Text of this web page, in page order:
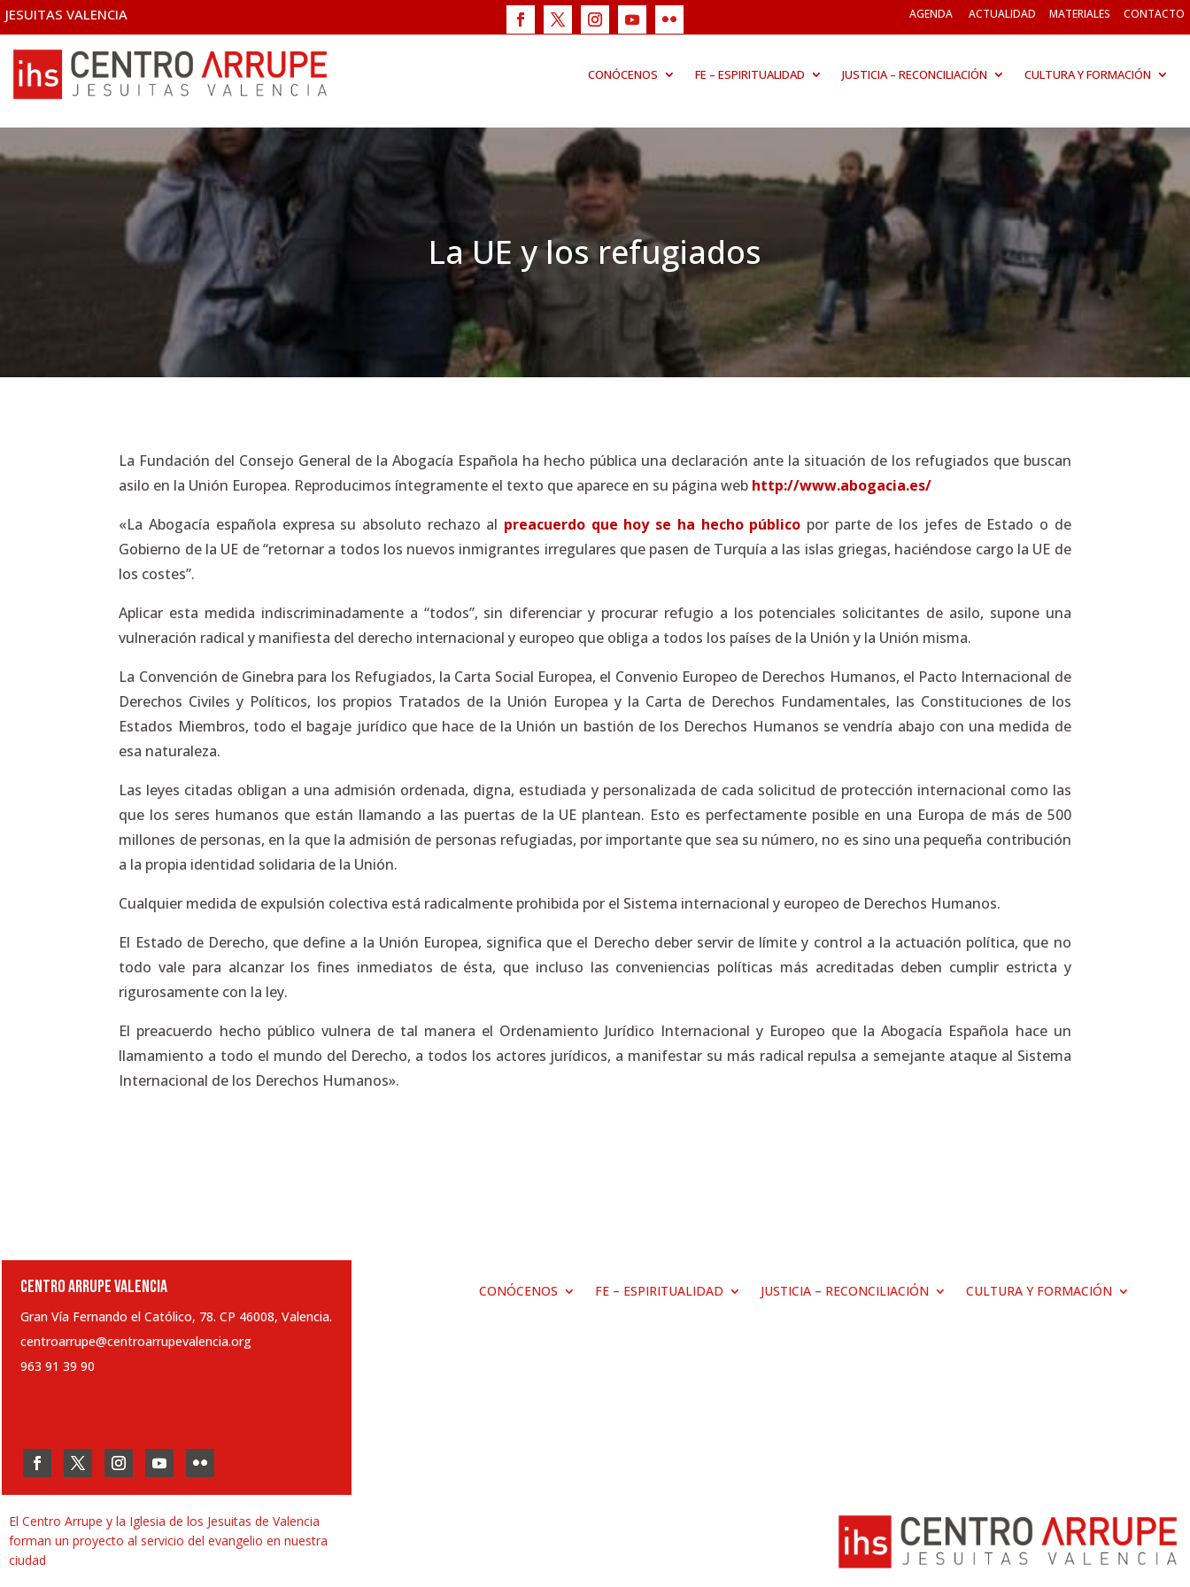
JESUITAS VALENCIA AGENDA ACTUALIDAD MATERIALES CONTACTO
CONÓCENOS FE – ESPIRITUALIDAD JUSTICIA – RECONCILIACIÓN CULTURA Y FORMACIÓN
La UE y los refugiados
La Fundación del Consejo General de la Abogací­a Española ha hecho pública una declaración ante la situación de los refugiados que buscan
asilo en la Unión Europea. Reproducimos íntegramente el texto que aparece en su página web http://www.abogacia.es/
«La Abogacía española expresa su absoluto rechazo al preacuerdo que hoy se ha hecho público por parte de los jefes de Estado o de
Gobierno de la UE de “retornar a todos los nuevos inmigrantes irregulares que pasen de Turquía a las islas griegas, haciéndose cargo la UE de
los costes”.
Aplicar esta medida indiscriminadamente a “todos”, sin diferenciar y procurar refugio a los potenciales solicitantes de asilo, supone una
vulneración radical y manifiesta del derecho internacional y europeo que obliga a todos los países de la Unión y la Unión misma.
La Convención de Ginebra para los Refugiados, la Carta Social Europea, el Convenio Europeo de Derechos Humanos, el Pacto Internacional de
Derechos Civiles y Políticos, los propios Tratados de la Unión Europea y la Carta de Derechos Fundamentales, las Constituciones de los
Estados Miembros, todo el bagaje jurídico que hace de la Unión un bastión de los Derechos Humanos se vendría abajo con una medida de
esa naturaleza.
Las leyes citadas obligan a una admisión ordenada, digna, estudiada y personalizada de cada solicitud de protección internacional como las
que los seres humanos que están llamando a las puertas de la UE plantean. Esto es perfectamente posible en una Europa de más de 500
millones de personas, en la que la admisión de personas refugiadas, por importante que sea su número, no es sino una pequeña contribución
a la propia identidad solidaria de la Unión.
Cualquier medida de expulsión colectiva está radicalmente prohibida por el Sistema internacional y europeo de Derechos Humanos.
El Estado de Derecho, que define a la Unión Europea, significa que el Derecho deber servir de límite y control a la actuación política, que no
todo vale para alcanzar los fines inmediatos de ésta, que incluso las conveniencias políticas más acreditadas deben cumplir estricta y
rigurosamente con la ley.
El preacuerdo hecho público vulnera de tal manera el Ordenamiento Jurídico Internacional y Europeo que la Abogacía Española hace un
llamamiento a todo el mundo del Derecho, a todos los actores jurídicos, a manifestar su más radical repulsa a semejante ataque al Sistema
Internacional de los Derechos Humanos».
CENTRO ARRUPE VALENCIA
Gran Vía Fernando el Católico, 78. CP 46008, Valencia.
centroarrupe@centroarrupevalencia.org
963 91 39 90
CONÓCENOS FE – ESPIRITUALIDAD JUSTICIA – RECONCILIACIÓN CULTURA Y FORMACIÓN
El Centro Arrupe y la Iglesia de los Jesuitas de Valencia
forman un proyecto al servicio del evangelio en nuestra
ciudad